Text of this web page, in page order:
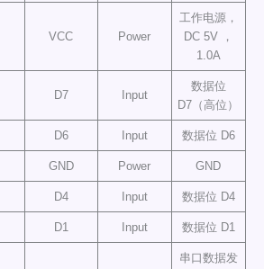
VCC Power
工作电源，
DC 5V ，
1.0A
D7 Input
数据位
D7（高位）
D6 Input 数据位 D6
GND Power GND
D4 Input 数据位 D4
D1 Input 数据位 D1
串口数据发